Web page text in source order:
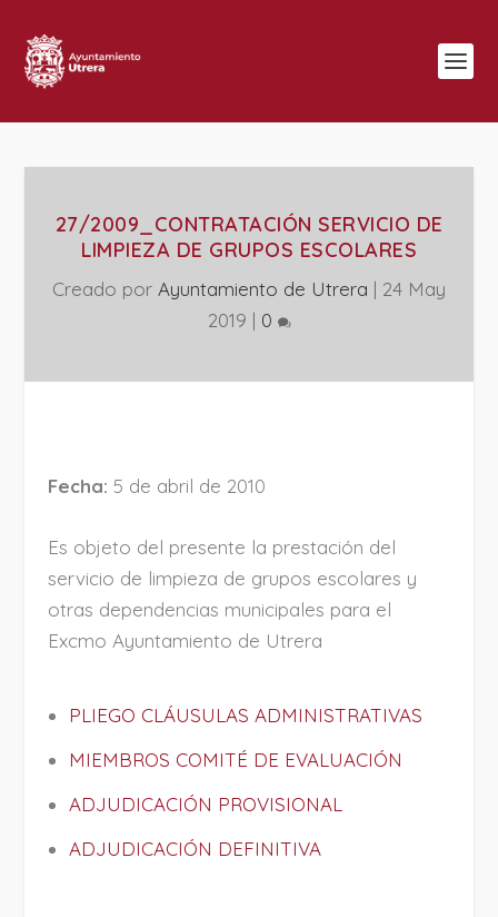
27/2009_CONTRATACIÓN SERVICIO DE
LIMPIEZA DE GRUPOS ESCOLARES
Creado por Ayuntamiento de Utrera | 24 May
2019 | 0
Fecha: 5 de abril de 2010
Es objeto del presente la prestación del
servicio de limpieza de grupos escolares y
otras dependencias municipales para el
Excmo Ayuntamiento de Utrera
PLIEGO CLÁUSULAS ADMINISTRATIVAS
MIEMBROS COMITÉ DE EVALUACIÓN
ADJUDICACIÓN PROVISIONAL
ADJUDICACIÓN DEFINITIVA